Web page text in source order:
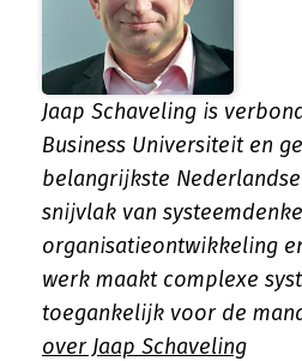
Jaap Schaveling is
Business Universiteit en
belangrijkste
snijvlak van
organisatieontwikkeling
werk maakt complexe
toegankelijk voor de
over Jaap Schaveling